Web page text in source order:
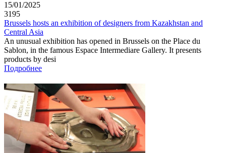
15/01/2025
3195
Brussels hosts an exhibition of designers from Kazakhstan and
Central Asia
An unusual exhibition has opened in Brussels on the Place du
Sablon, in the famous Espace Intermediare Gallery. It presents
products by desi
Подробнее